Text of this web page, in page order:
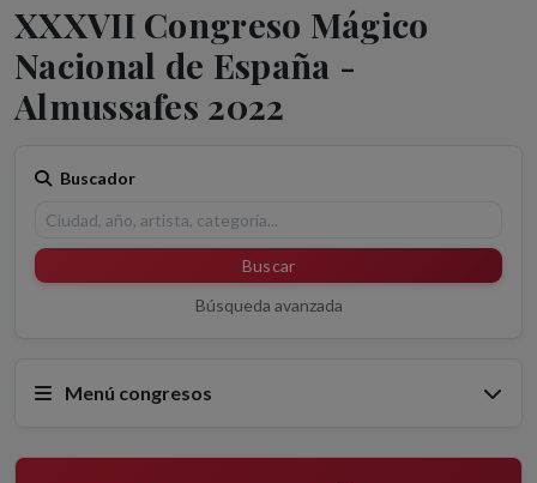
XXXVII Congreso Mágico
Nacional de España -
Almussafes 2022
Buscador
Buscar
Búsqueda avanzada
Menú congresos